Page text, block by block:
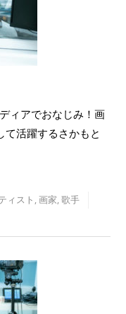
ィアでおなじみ！画
活躍するさかもと
ィスト ,画家,歌手